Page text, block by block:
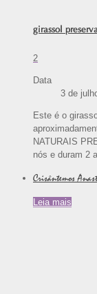
girassol
2
Data
3 de
Este é o
NATURAIS
nós e duram 2
Crisântemos
Leia mais